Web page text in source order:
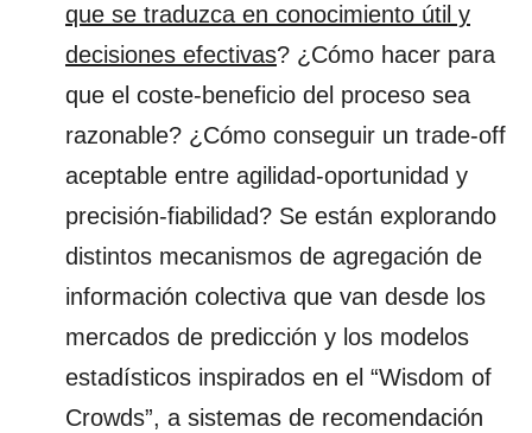
que se traduzca en conocimiento útil y
decisiones efectivas? ¿Cómo hacer para
que el coste-beneficio del proceso sea
razonable? ¿Cómo conseguir un trade-off
aceptable entre agilidad-oportunidad y
precisión-fiabilidad? Se están explorando
distintos mecanismos de agregación de
información colectiva que van desde los
mercados de predicción y los modelos
estadísticos inspirados en el “Wisdom of
Crowds”, a sistemas de recomendación